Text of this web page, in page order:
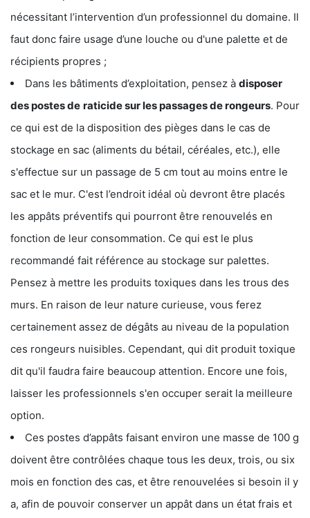
nécessitant l’intervention d’un professionnel du domaine. Il
faut donc faire usage d’une louche ou d'une palette et de
récipients propres ;
Dans les bâtiments d’exploitation, pensez à disposer
des postes de raticide sur les passages de rongeurs. Pour
ce qui est de la disposition des pièges dans le cas de
stockage en sac (aliments du bétail, céréales, etc.), elle
s'effectue sur un passage de 5 cm tout au moins entre le
sac et le mur. C'est l’endroit idéal où devront être placés
les appâts préventifs qui pourront être renouvelés en
fonction de leur consommation. Ce qui est le plus
recommandé fait référence au stockage sur palettes.
Pensez à mettre les produits toxiques dans les trous des
murs. En raison de leur nature curieuse, vous ferez
certainement assez de dégâts au niveau de la population
ces rongeurs nuisibles. Cependant, qui dit produit toxique
dit qu'il faudra faire beaucoup attention. Encore une fois,
laisser les professionnels s'en occuper serait la meilleure
option.
Ces postes d’appâts faisant environ une masse de 100 g
doivent être contrôlées chaque tous les deux, trois, ou six
mois en fonction des cas, et être renouvelées si besoin il y
a, afin de pouvoir conserver un appât dans un état frais et